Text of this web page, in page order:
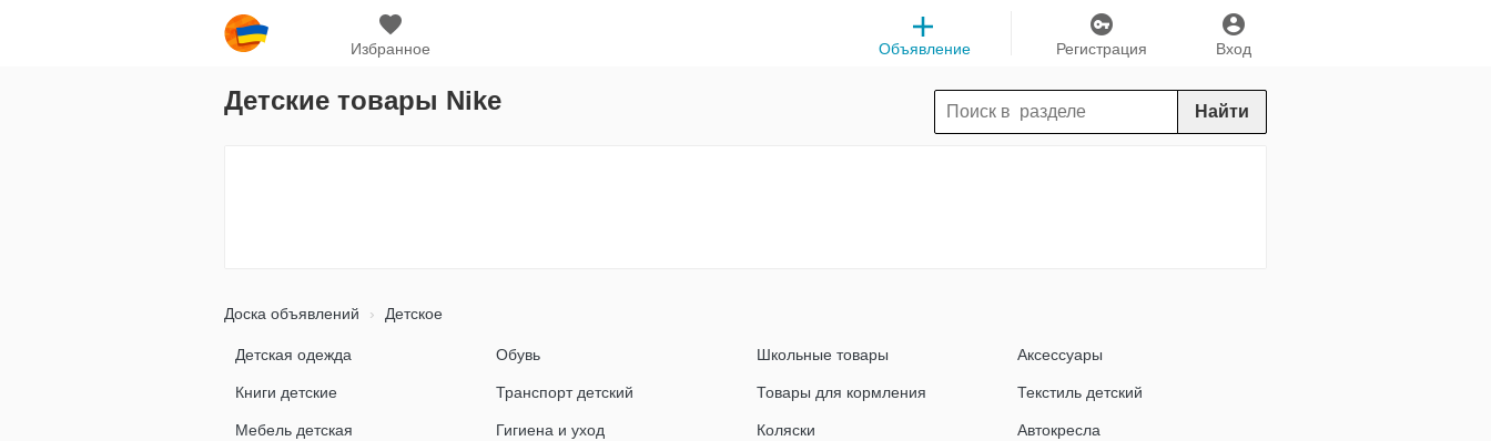
Избранное Вход
Регистрация
Объявление
Детские товары Nike Найти
Доска объявлений Детское
Детская одежда Обувь Школьные товары Аксессуары
Книги детские Транспорт детский Товары для кормления Текстиль детский
Мебель детская Гигиена и уход Коляски Автокресла